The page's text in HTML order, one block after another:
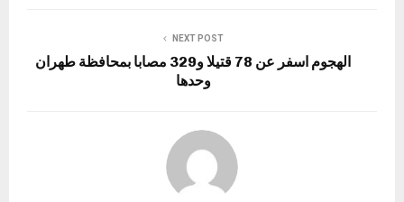
NEXT POST
الهجوم اسفر عن 78 قتيلا و329 مصابا بمحافظة طهران
وحدها